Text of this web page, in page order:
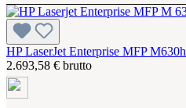
HP LaserJet Enterprise MFP M630h
2.693,58 € brutto